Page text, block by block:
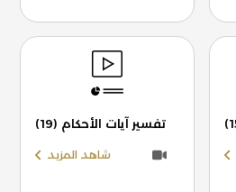
تفسير آيات الأحكام (19)
شاهد المزيد